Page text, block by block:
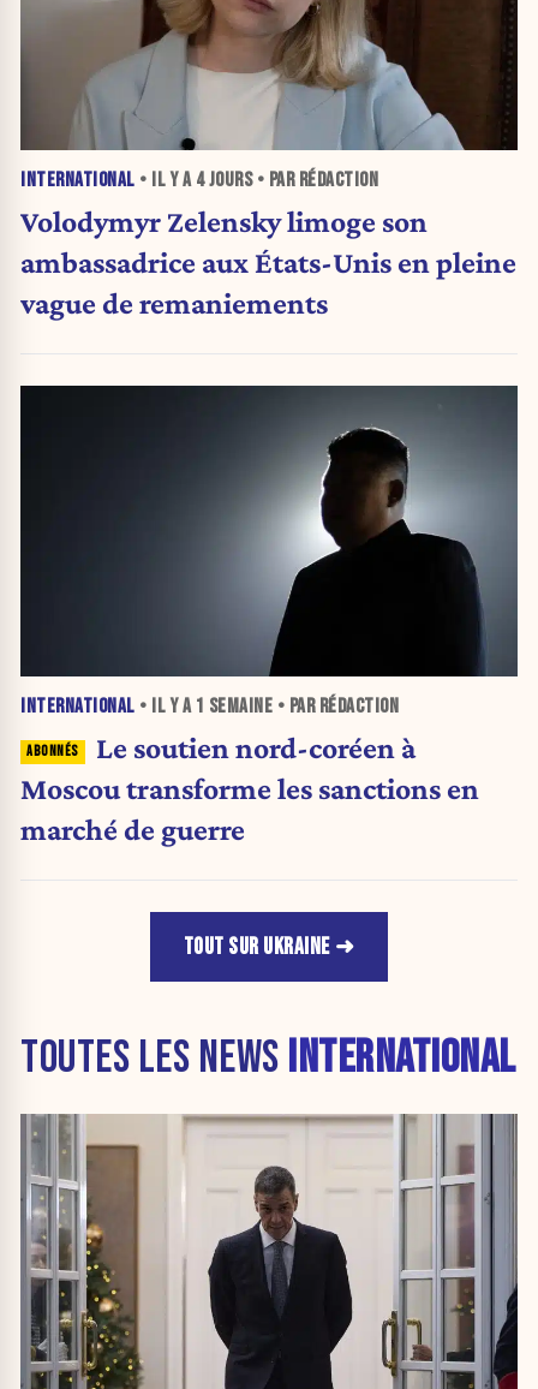
INTERNATIONAL • IL Y A 4 JOURS• PAR RÉDACTION
Volodymyr Zelensky limoge son
ambassadrice aux États-Unis en pleine
vague de remaniements
INTERNATIONAL • IL Y A 1 SEMAINE • PAR RÉDACTION
Le soutien nord-coréen à
Moscou transforme les sanctions en
marché de guerre
TOUT SUR UKRAINE
TOUTES LES NEWS INTERNATIONAL